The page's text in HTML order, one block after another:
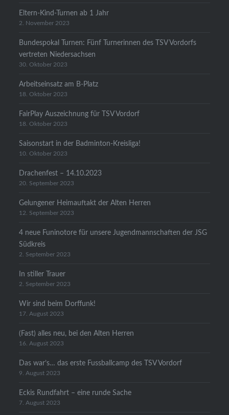
Eltern-Kind-Turnen ab 1 Jahr
2. November 2023
Bundespokal Turnen: Fünf Turnerinnen des TSV Vordorfs
vertreten Niedersachsen
30. Oktober 2023
Arbeitseinsatz am B-Platz
18. Oktober 2023
FairPlay Auszeichnung für TSV Vordorf
18. Oktober 2023
Saisonstart in der Badminton-Kreisliga!
10. Oktober 2023
Drachenfest – 14.10.2023
20. September 2023
Gelungener Heimauftakt der Alten Herren
12. September 2023
4 neue Funinotore für unsere Jugendmannschaften der JSG
Südkreis
2. September 2023
In stiller Trauer
2. September 2023
Wir sind beim Dorffunk!
17. August 2023
(Fast) alles neu, bei den Alten Herren
16. August 2023
Das war’s… das erste Fussballcamp des TSV Vordorf
9. August 2023
Eckis Rundfahrt – eine runde Sache
7. August 2023